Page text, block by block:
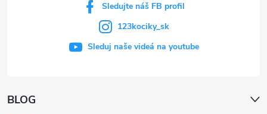
BLOG
Sledujte náš FB profil
123kociky_sk
Sleduj naše videá na youtube